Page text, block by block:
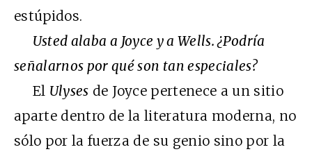
estúpidos.
Usted alaba a Joyce y a Wells. ¿Podría
señalarnos por qué son tan especiales?
El Ulyses de Joyce pertenece a un sitio
aparte dentro de la literatura moderna, no
sólo por la fuerza de su genio sino por la